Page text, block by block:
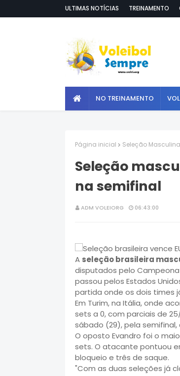
ULTIMAS NOTÍCIAS TREINAMENTO
NO TREINAMENTO
Página inicial Seleção Masculina
Seleção
na semifinal
ADM VOLEIORG 06:43:00
A seleção brasileira
disputados pelo
passou pelos Estados
partida onde os dois times
Em Turim, na Itália, onde
sets a 0, com parciais de
sábado (29), pela semifinal,
O oposto Evandro foi o
sets. O atacante pontuou
bloqueio e três de saque.
"Com as duas seleções já